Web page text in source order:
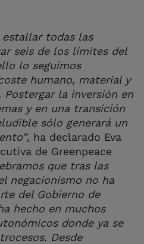
estallar todas las
seis de los límites del
lo seguimos
humano, material y
la inversión en
y en una transición
sólo generará un
, ha declarado Eva
de Greenpeace
que tras las
negacionismo no ha
del Gobierno de
hecho en muchos
donde ya se
Desde